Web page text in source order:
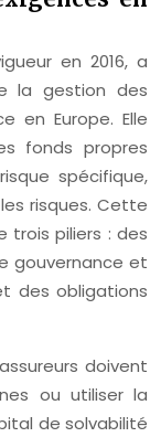
en 2016, a
la gestion des
en Europe. Elle
fonds propres
spécifique,
risques. Cette
piliers : des
gouvernance et
des obligations
doivent
ou utiliser la
de solvabilité